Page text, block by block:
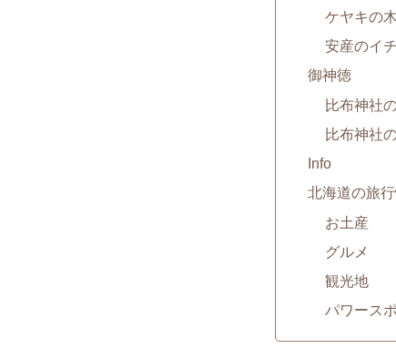
ケヤキの木
安産のイ
御神徳
比布神社
比布神社
Info
北海道の旅
お土産
グルメ
観光地
パワース